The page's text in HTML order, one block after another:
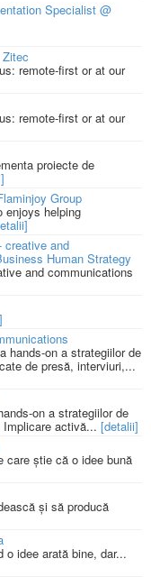
Specialist @
remote-first or at our
remote-first or at our
proiecte de
Group
enjoys helping
creative and
Human Strategy
and communications
hands-on a strategiilor de
de presă, interviuri,...
on a strategiilor de
activă... [detalii]
care știe că o idee bună
și să producă
idee arată bine, dar...